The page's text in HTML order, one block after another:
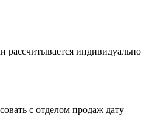
рассчитывается индивидуально
с отделом продаж дату